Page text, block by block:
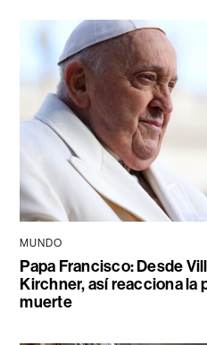
MUNDO
Papa Francisco: Desde
Kirchner, así reacciona la
muerte